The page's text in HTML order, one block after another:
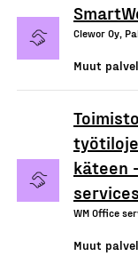
Clewor Oy,
Muut
käteen
WM Office
Muut